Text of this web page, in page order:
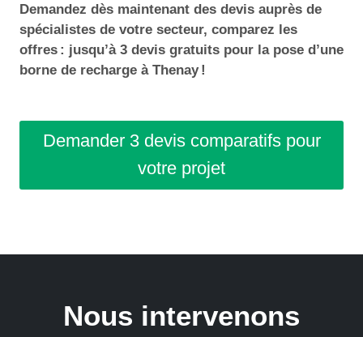
Demandez dès maintenant des devis auprès de
spécialistes de votre secteur, comparez les
offres : jusqu’à 3 devis gratuits pour la pose d’une
borne de recharge à Thenay !
Demander 3 devis comparatifs pour
votre projet
Nous intervenons